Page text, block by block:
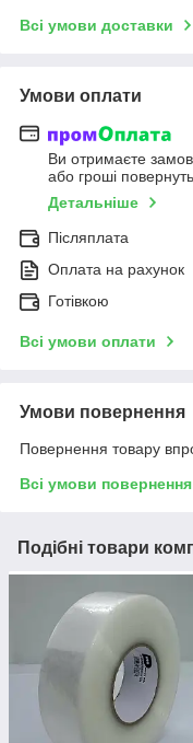
Всі умови доставки
Умови оплати
Ви отримаєте
або гроші
Детальніше
Післяплата
Оплата на рахунок
Готівкою
Всі умови оплати
Умови повернення
Повернення товару
Всі умови повернення
Подібні товари